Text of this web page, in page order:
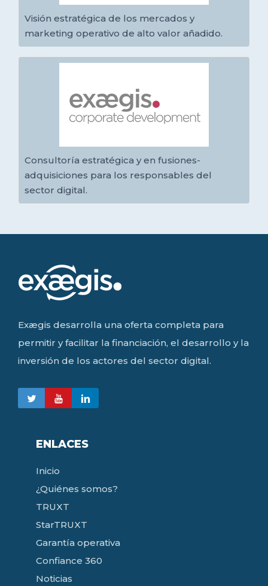
Visión estratégica de los mercados y
marketing operativo de alto valor añadido.
Consultoría estratégica y en fusiones-
adquisiciones para los responsables del
sector digital.
Exægis desarrolla una oferta completa para
permitir y facilitar la financiación, el desarrollo y la
inversión de los actores del sector digital.
ENLACES
Inicio
¿Quiénes somos?
TRUXT
StarTRUXT
Garantía operativa
Confiance 360
Noticias